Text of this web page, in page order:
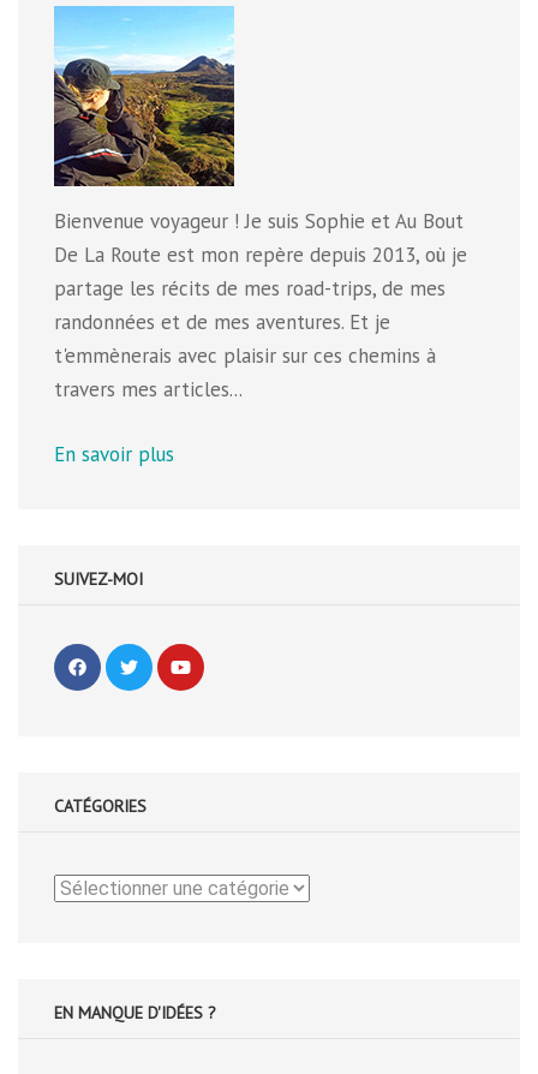
Bienvenue voyageur ! Je suis Sophie et Au Bout
De La Route est mon repère depuis 2013, où je
partage les récits de mes road-trips, de mes
randonnées et de mes aventures. Et je
t'emmènerais avec plaisir sur ces chemins à
travers mes articles...
En savoir plus
SUIVEZ-MOI
CATÉGORIES
Catégories
EN MANQUE D'IDÉES ?